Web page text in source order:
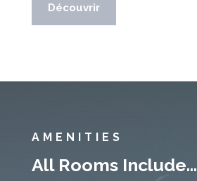
Découvrir
AMENITIES
All Rooms Include…